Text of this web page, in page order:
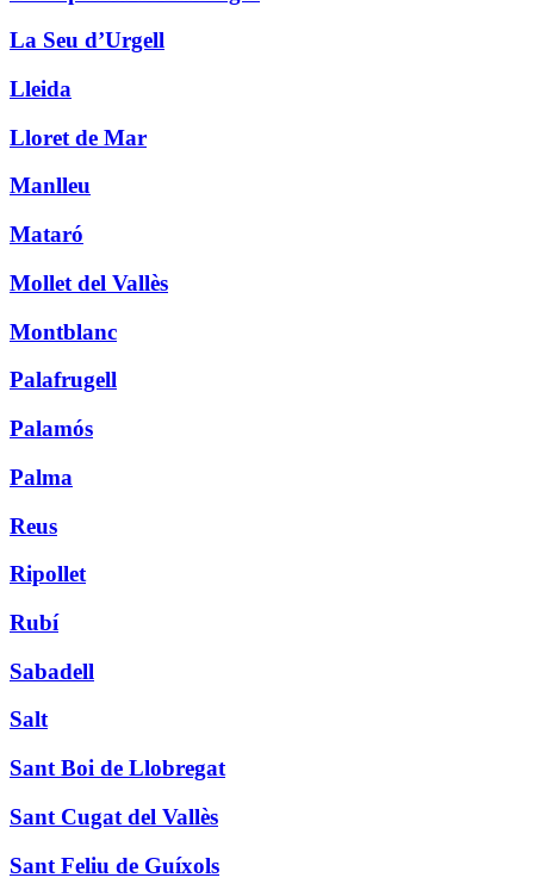
La Seu d’Urgell
Lleida
Lloret de Mar
Manlleu
Mataró
Mollet del Vallès
Montblanc
Palafrugell
Palamós
Palma
Reus
Ripollet
Rubí
Sabadell
Salt
Sant Boi de Llobregat
Sant Cugat del Vallès
Sant Feliu de Guíxols